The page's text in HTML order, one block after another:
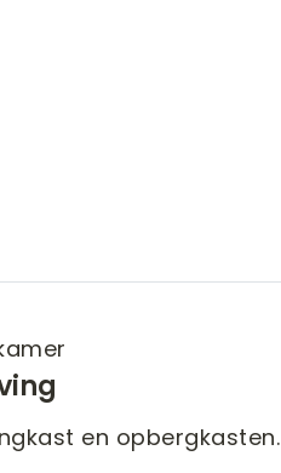
en opbergkasten.